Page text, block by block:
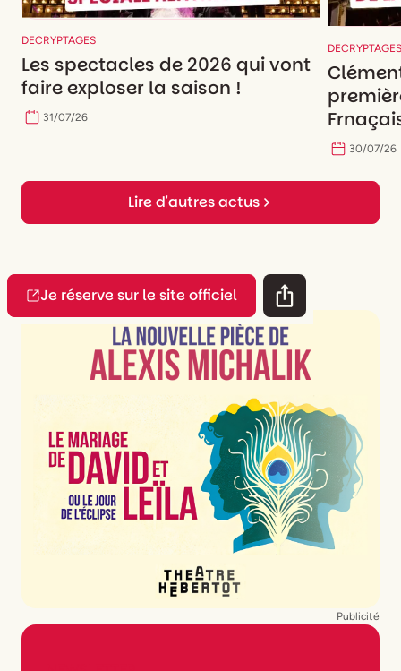
DECRYPTAGES
Les spectacles de 2026 qui vont
faire exploser la saison !
31/07/26
30/07/26
Lire d'autres actus
Je réserve sur le site officiel
Publicité